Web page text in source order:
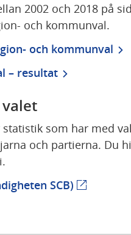
2002 och 2018 på
och kommunval.
och kommunval
– resultat
som har med
och partierna. Du
SCB) (extern